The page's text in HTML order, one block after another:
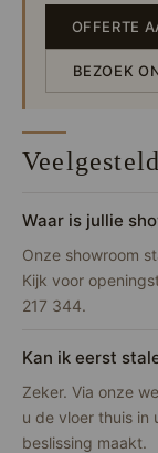
OFFERTE
BEZOEK
Waar is jullie
Onze showroom
Kijk voor
217 344.
Kan ik eerst
Zeker. Via onze
u de vloer thuis in
beslissing maakt.